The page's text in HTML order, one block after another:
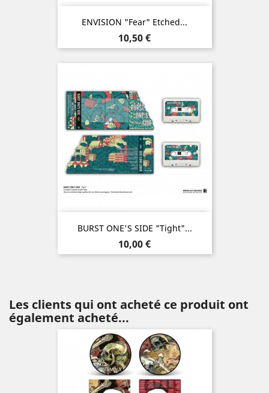
ENVISION "Fear" Etched...
Prix
10,50 €
BURST ONE'S SIDE "Tight"...
Prix
10,00 €
Les clients qui ont acheté ce produit ont
également acheté...